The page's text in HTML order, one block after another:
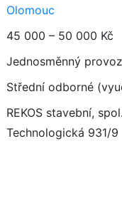
Olomouc
45 000 – 50 000 Kč
Jednosměnný provoz
Střední odborné
REKOS stavební,
Technologická 931/9